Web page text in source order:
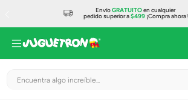
EnvíoGRATUITOen cualquier
pedido superior a$499¡Compra ahora!
Encuentra algo increíble...